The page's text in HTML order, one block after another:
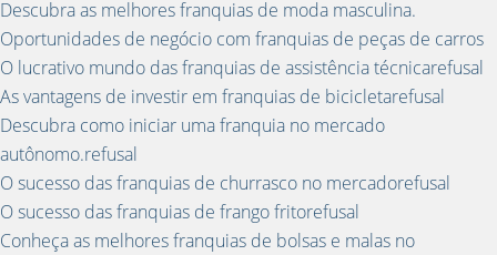
Descubra as melhores franquias de moda masculina.
Oportunidades de negócio com franquias de peças de carros
O lucrativo mundo das franquias de assistência técnicarefusal
As vantagens de investir em franquias de bicicletarefusal
Descubra como iniciar uma franquia no mercado
autônomo.refusal
O sucesso das franquias de churrasco no mercadorefusal
O sucesso das franquias de frango fritorefusal
Conheça as melhores franquias de bolsas e malas no